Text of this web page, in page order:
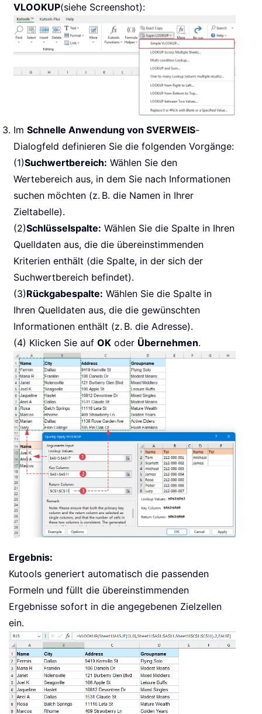
VLOOKUP(siehe Screenshot):
Im Schnelle Anwendung von SVERWEIS-
Dialogfeld definieren Sie die folgenden Vorgänge:
(1)Suchwertbereich: Wählen Sie den
Wertebereich aus, in dem Sie nach Informationen
suchen möchten (z. B. die Namen in Ihrer
Zieltabelle).
(2)Schlüsselspalte: Wählen Sie die Spalte in Ihren
Quelldaten aus, die die übereinstimmenden
Kriterien enthält (die Spalte, in der sich der
Suchwertbereich befindet).
(3)Rückgabespalte: Wählen Sie die Spalte in
Ihren Quelldaten aus, die die gewünschten
Informationen enthält (z. B. die Adresse).
(4) Klicken Sie auf OK oder Übernehmen.
Ergebnis:
Kutools generiert automatisch die passenden
Formeln und füllt die übereinstimmenden
Ergebnisse sofort in die angegebenen Zielzellen
ein.